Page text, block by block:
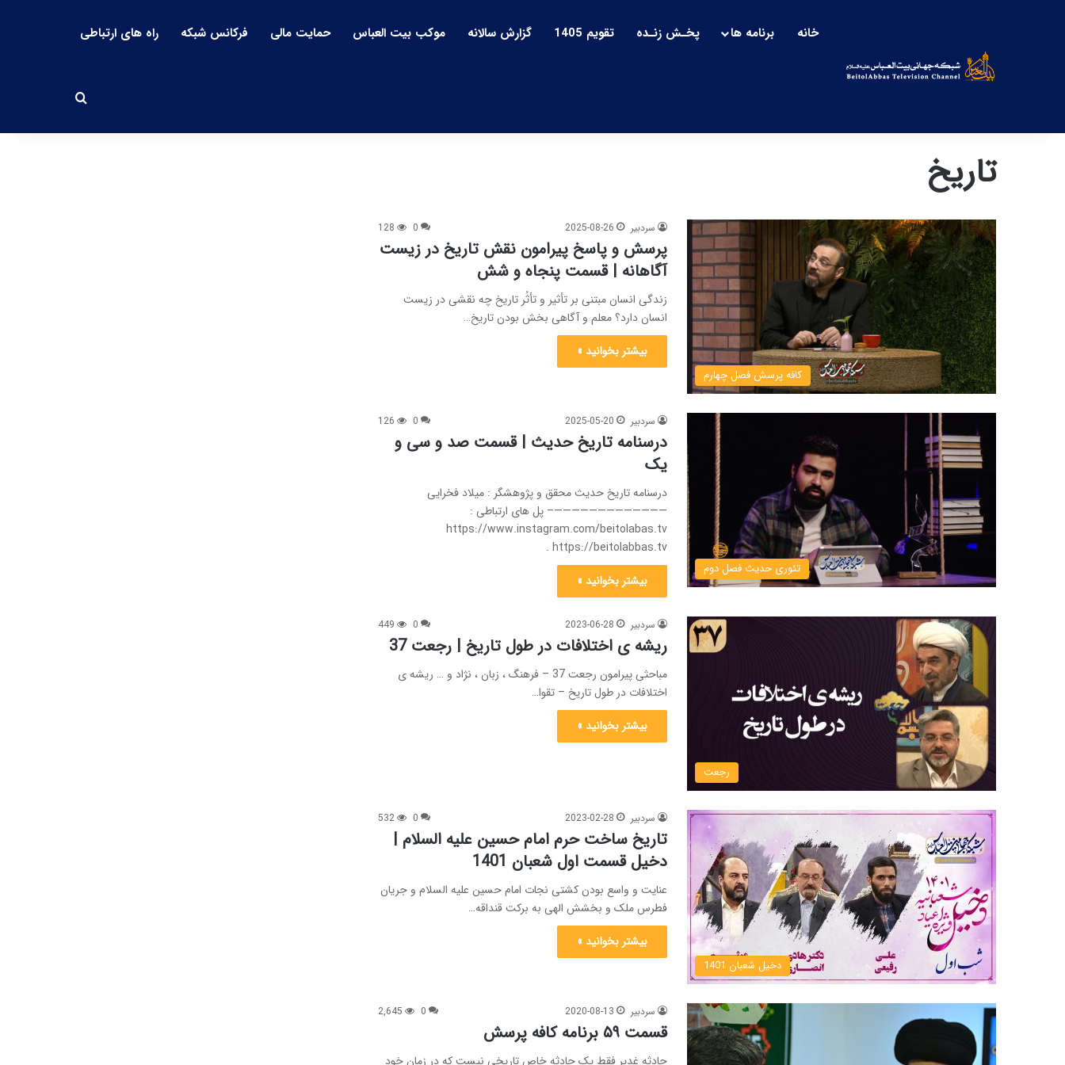
خانه برنامه ها پخـش زنـده تقویم 1405 گزارش سالانه موکب بیت العباس حمایت مالی فرکانس شبکه راه های ارتباطی
تاریخ
کافه پرسش فصل چهارم
سردبیر 2025-08-26
0
128
پرسش و پاسخ پیرامون نقش تاریخ در زیست
آگاهانه | قسمت پنجاه و شش
زندگی انسان مبتنی بر تأثیر و تأثُر تاریخ چه نقشی در زیست
انسان دارد؟ معلم و آگاهی بخش بودن تاریخ…
بیشتر بخوانید »
تئوری حدیث فصل دوم
سردبیر 2025-05-20
0
126
درسنامه تاریخ حدیث | قسمت صد و سی و
یک
درسنامه تاریخ حدیث محقق و پژوهشگر : میلاد فخرایی
—————————————– پل های ارتباطی :
https://www.instagram.com/beitolabas.tv
https://beitolabbas.tv .
بیشتر بخوانید »
رجعت
سردبیر 2023-06-28
0
449
ریشه ی اختلافات در طول تاریخ | رجعت 37
مباحثی پیرامون رجعت 37 – فرهنگ ، زبان ، نژاد و … ریشه ی
اختلافات در طول تاریخ – تقوا…
بیشتر بخوانید »
دخیل شعبان 1401
سردبیر 2023-02-28
0
532
تاریخ ساخت حرم امام حسین علیه السلام |
دخیل قسمت اول شعبان 1401
عنایت و واسع بودن کشتی نجات امام حسین علیه السلام و جریان
فطرس ملک و بخشش الهی به برکت قنداقه…
بیشتر بخوانید »
سردبیر 2020-08-13
0
2,645
قسمت ۵۹ برنامه کافه پرسش
حادثه غدیر فقط یک حادثه خاص تاریخی نیست که در زمان خود